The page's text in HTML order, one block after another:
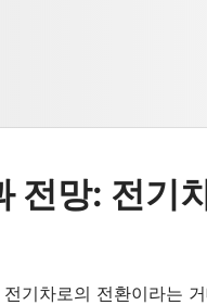
전망: 전기
기차로의 전환이라는